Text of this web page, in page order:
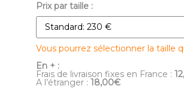
Prix par taille :
Vous pourrez sélectionner la taille
En + :
Frais de livraison fixes en France :
A l’étranger : 18,00€